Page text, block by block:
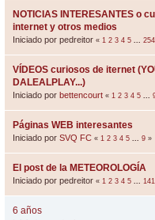
NOTICIAS INTERESANTES o
internet y otros medios
Iniciado por pedreitor « 1 2 3 4 5 ... 254
VÍDEOS curiosos de iternet
DALEALPLAY...)
Iniciado por bettencourt « 1 2 3 4 5 ...
Páginas WEB interesantes
Iniciado por SVQ FC « 1 2 3 4 5 ... 9 »
El post de la METEOROLOGÍA
Iniciado por pedreitor « 1 2 3 4 5 ... 141
6 años